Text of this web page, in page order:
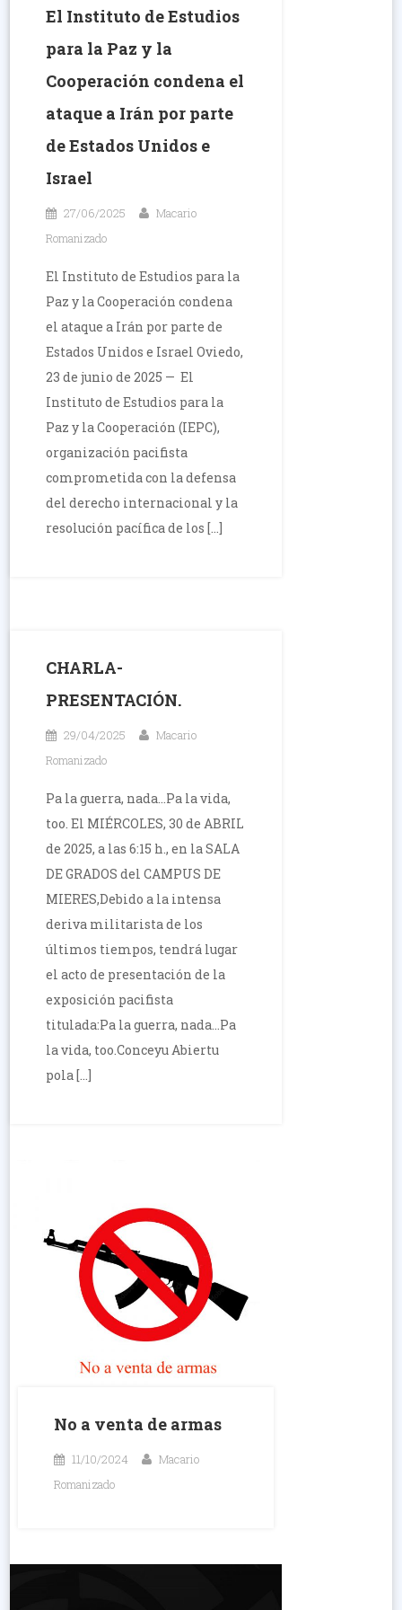
El Instituto de Estudios
para la Paz y la
Cooperación condena el
ataque a Irán por parte
de Estados Unidos e
Israel
27/06/2025
Macario
Romanizado
El Instituto de Estudios para la
Paz y la Cooperación condena
el ataque a Irán por parte de
Estados Unidos e Israel Oviedo,
23 de junio de 2025 — El
Instituto de Estudios para la
Paz y la Cooperación (IEPC),
organización pacifista
comprometida con la defensa
del derecho internacional y la
resolución pacífica de los […]
CHARLA-
PRESENTACIÓN.
29/04/2025
Macario
Romanizado
Pa la guerra, nada…Pa la vida,
too. El MIÉRCOLES, 30 de ABRIL
de 2025, a las 6:15 h., en la SALA
DE GRADOS del CAMPUS DE
MIERES,Debido a la intensa
deriva militarista de los
últimos tiempos, tendrá lugar
el acto de presentación de la
exposición pacifista
titulada:Pa la guerra, nada…Pa
la vida, too.Conceyu Abiertu
pola […]
No a venta de armas
11/10/2024
Macario
Romanizado